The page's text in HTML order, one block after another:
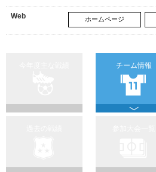
Web ホームページ
チーム情報